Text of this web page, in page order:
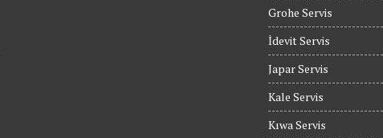
Grohe Servis
İdevit Servis
Japar Servis
Kale Servis
Kıwa Servis